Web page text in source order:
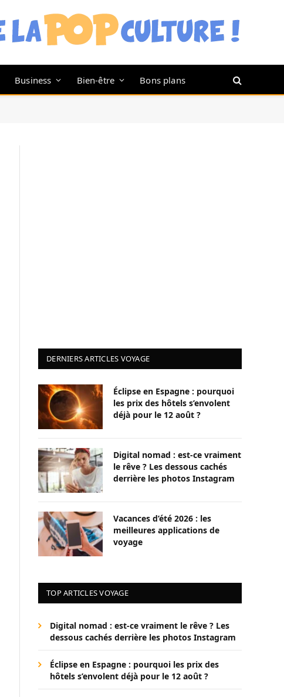
Business Bien-être Bons plans
DERNIERS ARTICLES VOYAGE
Éclipse en Espagne : pourquoi
les prix des hôtels s’envolent
déjà pour le 12 août ?
Digital nomad : est-ce vraiment
le rêve ? Les dessous cachés
derrière les photos Instagram
Vacances d’été 2026 : les
meilleures applications de
voyage
TOP ARTICLES VOYAGE
Digital nomad : est-ce vraiment le rêve ? Les
dessous cachés derrière les photos Instagram
Éclipse en Espagne : pourquoi les prix des
hôtels s’envolent déjà pour le 12 août ?